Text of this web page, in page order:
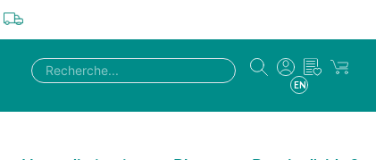
EN